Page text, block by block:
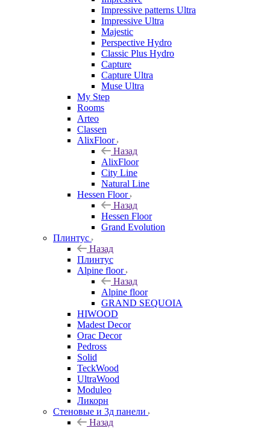
Impressive patterns Ultra
Impressive Ultra
Majestic
Perspective Hydro
Classic Plus Hydro
Capture
Capture Ultra
Muse Ultra
My Step
Rooms
Arteo
Classen
AlixFloor
Назад
AlixFloor
City Line
Natural Line
Hessen Floor
Назад
Hessen Floor
Grand Evolution
Плинтус
Назад
Плинтус
Alpine floor
Назад
Alpine floor
GRAND SEQUOIA
HIWOOD
Madest Decor
Orac Decor
Pedross
Solid
TeckWood
UltraWood
Moduleo
Ликорн
Стеновые и 3д панели
Назад